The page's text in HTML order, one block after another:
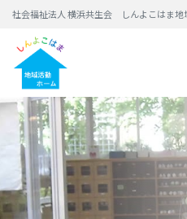
社会福祉法人 横浜共生会 しんよこはま地